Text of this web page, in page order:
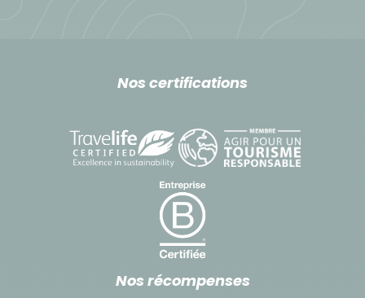
Nos certifications
Nos récompenses